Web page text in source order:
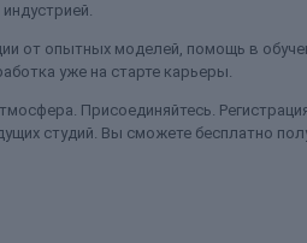
от опытных моделей, помощь в
уже на старте карьеры.
Присоединяйтесь.
студий. Вы сможете бесплатно